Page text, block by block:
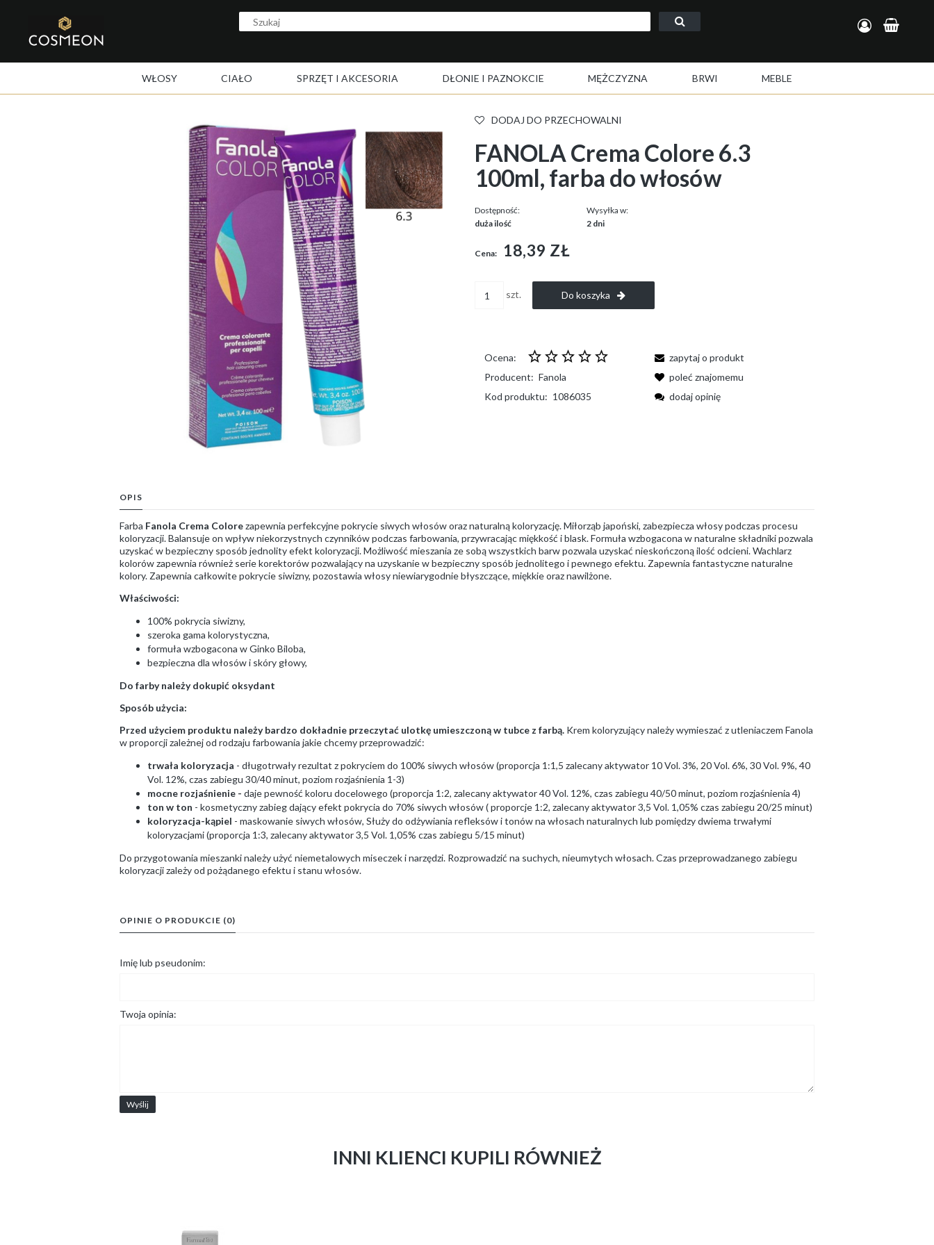
WŁOSY CIAŁO SPRZĘT I AKCESORIA DŁONIE I PAZNOKCIE MĘŻCZYZNA BRWI MEBLE
DODAJ DO PRZECHOWALNI
FANOLA Crema Colore 6.3
100ml, farba do włosów
Dostępność:
duża ilość
Wysyłka w:
2 dni
Cena: 18,39 ZŁ
szt. Do koszyka
Ocena:
Producent: Fanola
Kod produktu: 1086035
zapytaj o produkt
poleć znajomemu
dodaj opinię
OPIS
Farba Fanola Crema Colorezapewnia perfekcyjne pokrycie siwych włosów oraz naturalną koloryzację. Miłorząb japoński, zabezpiecza włosy podczas procesu
koloryzacji. Balansuje on wpływ niekorzystnych czynników podczas farbowania, przywracając miękkość i blask. Formuła wzbogacona w naturalne składniki pozwala
uzyskać w bezpieczny sposób jednolity efekt koloryzacji. Możliwość mieszania ze sobą wszystkich barw pozwala uzyskać nieskończoną ilość odcieni. Wachlarz
kolorów zapewnia również serie korektorów pozwalający na uzyskanie w bezpieczny sposób jednolitego i pewnego efektu. Zapewnia fantastyczne naturalne
kolory. Zapewnia całkowite pokrycie siwizny, pozostawia włosy niewiarygodnie błyszczące, miękkie oraz nawilżone.
Właściwości:
100% pokrycia siwizny,
szeroka gama kolorystyczna,
formuła wzbogacona w Ginko Biloba,
bezpieczna dla włosów i skóry głowy,
Do farby należy dokupić oksydant
Sposób użycia:
Przed użyciem produktu należy bardzo dokładnie przeczytać ulotkę umieszczoną w tubce z farbą. Krem koloryzujący należy wymieszać z utleniaczem Fanola
w proporcji zależnej od rodzaju farbowania jakie chcemy przeprowadzić:
trwała koloryzacja - długotrwały rezultat z pokryciem do 100% siwych włosów (proporcja 1:1,5 zalecany aktywator 10 Vol. 3%, 20 Vol. 6%, 30 Vol. 9%, 40
Vol. 12%, czas zabiegu 30/40 minut, poziom rozjaśnienia 1-3)
mocne rozjaśnienie - daje pewność koloru docelowego (proporcja 1:2, zalecany aktywator 40 Vol. 12%, czas zabiegu 40/50 minut, poziom rozjaśnienia 4)
ton w ton - kosmetyczny zabieg dający efekt pokrycia do 70% siwych włosów ( proporcje 1:2, zalecany aktywator 3,5 Vol. 1,05% czas zabiegu 20/25 minut)
koloryzacja-kąpiel - maskowanie siwych włosów, Służy do odżywiania refleksów i tonów na włosach naturalnych lub pomiędzy dwiema trwałymi
koloryzacjami (proporcja 1:3, zalecany aktywator 3,5 Vol. 1,05% czas zabiegu 5/15 minut)
Do przygotowania mieszanki należy użyć niemetalowych miseczek i narzędzi. Rozprowadzić na suchych, nieumytych włosach. Czas przeprowadzanego zabiegu
koloryzacji zależy od pożądanego efektu i stanu włosów.
OPINIE O PRODUKCIE (0)
Imię lub pseudonim:
Twoja opinia:
Wyślij
INNI KLIENCI KUPILI RÓWNIEŻ